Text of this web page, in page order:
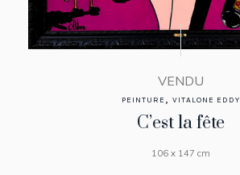
VENDU
PEINTURE , VITALONE EDDY
C’est la fête
106 x 147 cm